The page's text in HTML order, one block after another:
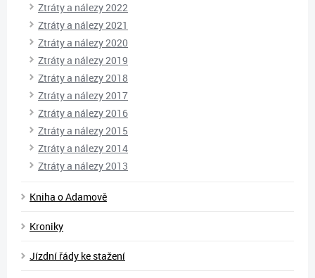
Ztráty a nálezy 2022
Ztráty a nálezy 2021
Ztráty a nálezy 2020
Ztráty a nálezy 2019
Ztráty a nálezy 2018
Ztráty a nálezy 2017
Ztráty a nálezy 2016
Ztráty a nálezy 2015
Ztráty a nálezy 2014
Ztráty a nálezy 2013
Kniha o Adamově
Kroniky
Jízdní řády ke stažení